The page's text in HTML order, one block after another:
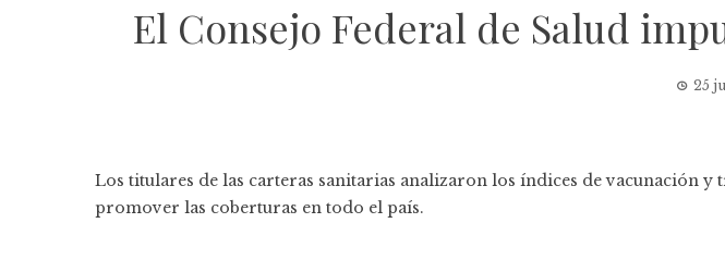
El Consejo Federal de Salud
25
Los titulares de las carteras sanitarias analizaron los índices de vacunación y
promover las coberturas en todo el país.